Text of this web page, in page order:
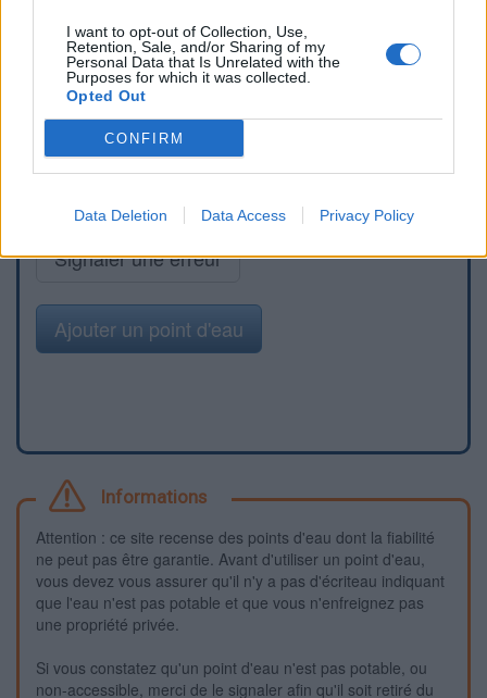
I want to opt-out of Collection, Use,
Retention, Sale, and/or Sharing of my
Personal Data that Is Unrelated with the
Purposes for which it was collected.
Opted Out
CONFIRM
Data Deletion Data Access Privacy Policy
Signaler une erreur
Ajouter un point d'eau
Informations
Attention : ce site recense des points d'eau dont la fiabilité
ne peut pas être garantie. Avant d'utiliser un point d'eau,
vous devez vous assurer qu'il n'y a pas d'écriteau indiquant
que l'eau n'est pas potable et que vous n'enfreignez pas
une propriété privée.
Si vous constatez qu'un point d'eau n'est pas potable, ou
non-accessible, merci de le signaler afin qu'il soit retiré du